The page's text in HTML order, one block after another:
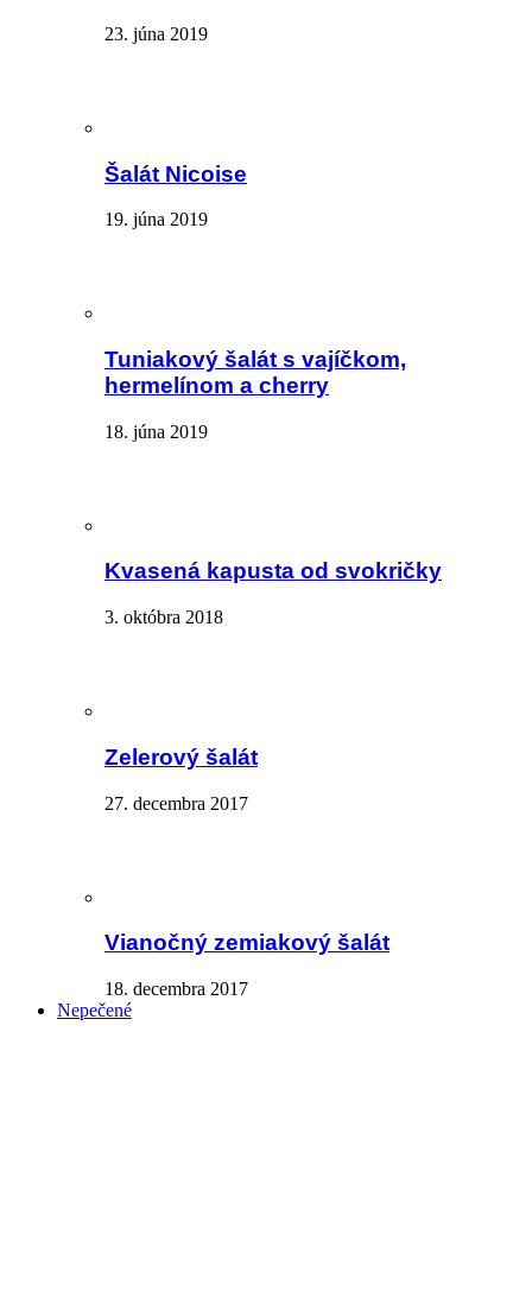
23. júna 2019
Šalát Nicoise
19. júna 2019
Tuniakový šalát s vajíčkom,
hermelínom a cherry
18. júna 2019
Kvasená kapusta od svokričky
3. októbra 2018
Zelerový šalát
27. decembra 2017
Vianočný zemiakový šalát
18. decembra 2017
Nepečené